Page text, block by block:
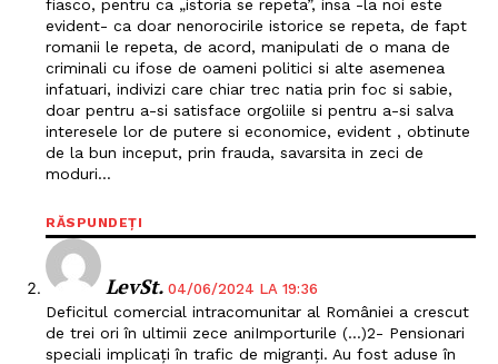
fiasco, pentru ca „istoria se repeta”, insa -la noi este
evident- ca doar nenorocirile istorice se repeta, de fapt
romanii le repeta, de acord, manipulati de o mana de
criminali cu ifose de oameni politici si alte asemenea
infatuari, indivizi care chiar trec natia prin foc si sabie,
doar pentru a-si satisface orgoliile si pentru a-si salva
interesele lor de putere si economice, evident , obtinute
de la bun inceput, prin frauda, savarsita in zeci de
moduri…
RĂSPUNDEȚI
LevSt. 04/06/2024 LA 19:36
Deficitul comercial intracomunitar al României a crescut
de trei ori în ultimii zece aniImporturile (…)2- Pensionari
speciali implicați în trafic de migranți. Au fost aduse în